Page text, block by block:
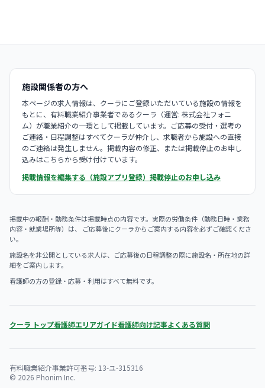
施設関係者の方へ
本ページの求人情報は、クーラにご登録いただいている施設の情報を
もとに、有料職業紹介事業者であるクーラ（運営: 株式会社フォニ
ム）が職業紹介の一環として掲載しています。ご応募の受付・選考の
ご連絡・日程調整はすべてクーラが仲介し、求職者から施設への直接
のご連絡は発生しません。掲載内容の修正、または掲載停止のお申し
込みはこちらから受け付けています。
掲載情報を編集する（施設アプリ登録） 掲載停止のお申し込み
掲載中の報酬・勤務条件は掲載時点の内容です。実際の労働条件（勤務日時・業務
内容・就業場所等）は、 ご応募後にクーラからご案内する内容を必ずご確認くださ
い。
施設名を非公開としている求人は、ご応募後の日程調整の際に施設名・所在地の詳
細をご案内します。
看護師の方の登録・応募・利用はすべて無料です。
クーラ トップ看護師エリアガイド看護師向け記事よくある質問
有料職業紹介事業許可番号: 13-ユ-315316
© 2026 Phonim Inc.